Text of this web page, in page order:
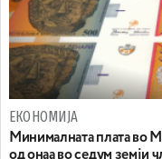
ЕКОНОМИЈА
Минималната плата во
од онаа во седум земји